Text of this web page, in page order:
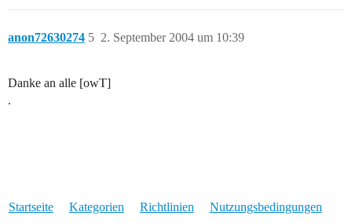
anon72630274 2. September 2004 um 10:39
5
Danke an alle [owT]
.
Startseite Kategorien Richtlinien Nutzungsbedingungen